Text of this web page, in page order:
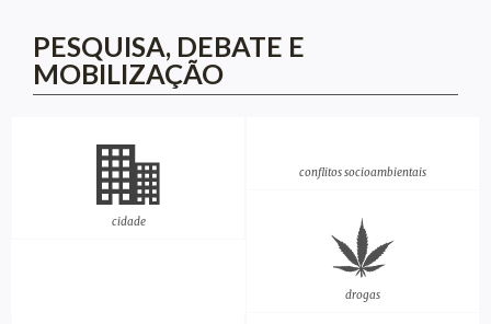
PESQUISA, DEBATE E
MOBILIZAÇÃO
cidade
conflitos socioambientais
drogas